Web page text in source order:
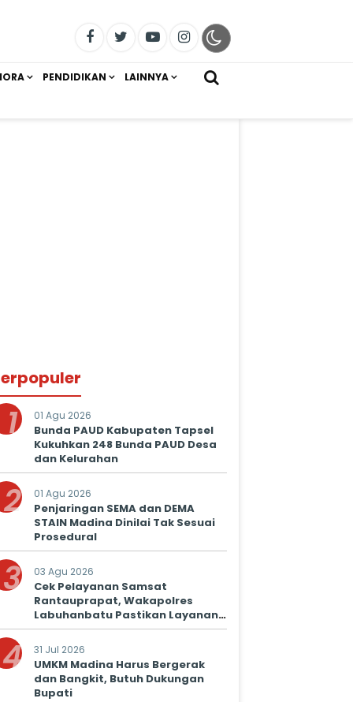
PENDIDIKAN LAINNYA
1 01 Agu 2026
Bunda PAUD Kabupaten Tapsel
Kukuhkan 248 Bunda PAUD Desa
dan Kelurahan
2 01 Agu 2026
Penjaringan SEMA dan DEMA
STAIN Madina Dinilai Tak Sesuai
Prosedural
3 03 Agu 2026
Cek Pelayanan Samsat
Rantauprapat, Wakapolres
Labuhanbatu Pastikan Layanan
Prima untuk Masyarakat
4 31 Jul 2026
UMKM Madina Harus Bergerak
dan Bangkit, Butuh Dukungan
Bupati